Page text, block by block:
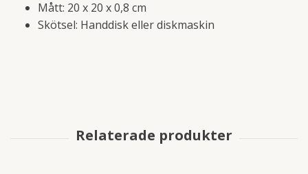
Mått: 20 x 20 x 0,8 cm
Skötsel: Handdisk eller diskmaskin